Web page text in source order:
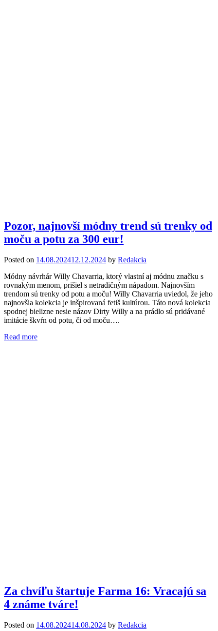
Pozor, najnovší módny trend sú trenky od
moču a potu za 300 eur!
Posted on 14.08.202412.12.2024 by Redakcia
Módny návrhár Willy Chavarria, ktorý vlastní aj módnu značku s
rovnakým menom, prišiel s netradičným nápadom. Najnovším
trendom sú trenky od potu a moču! Willy Chavarria uviedol, že jeho
najnovšia kolekcia je inšpirovaná fetiš kultúrou. Táto nová kolekcia
spodnej bielizne nesie názov Dirty Willy a na prádlo sú pridávané
imitácie škvŕn od potu, či od moču….
Read more
Za chvíľu štartuje Farma 16: Vracajú sa
4 známe tváre!
Posted on 14.08.202414.08.2024 by Redakcia